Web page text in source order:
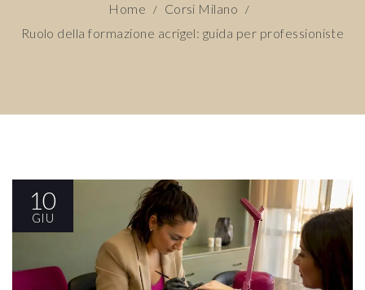
Home / Corsi Milano /
Ruolo della formazione acrigel: guida per professioniste
10
GIU